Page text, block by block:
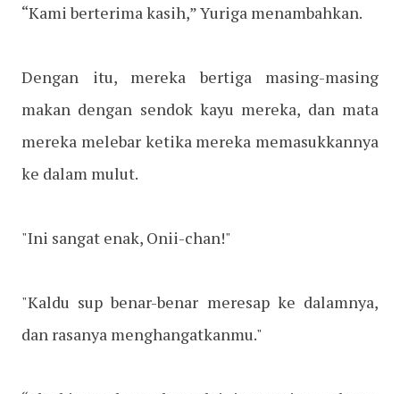
“Kami berterima kasih,” Yuriga menambahkan.
Dengan itu, mereka bertiga masing-masing
makan dengan sendok kayu mereka, dan mata
mereka melebar ketika mereka memasukkannya
ke dalam mulut.
"Ini sangat enak, Onii-chan!"
"Kaldu sup benar-benar meresap ke dalamnya,
dan rasanya menghangatkanmu."